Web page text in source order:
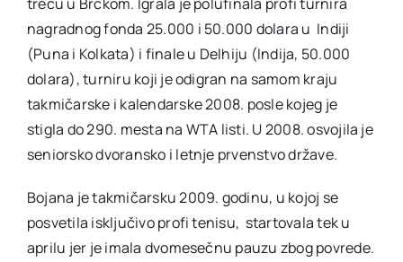
nagradnog fonda 25.000 i 50.000 dolara u Indiji
(Puna i Kolkata) i finale u Delhiju (Indija, 50.000
dolara), turniru koji je odigran na samom kraju
takmičarske i kalendarske 2008. posle kojeg je
stigla do 290. mesta na WTA listi. U 2008. osvojila je
seniorsko dvoransko i letnje prvenstvo države.
Bojana je takmičarsku 2009. godinu, u kojoj se
posvetila isključivo profi tenisu, startovala tek u
aprilu jer je imala dvomesečnu pauzu zbog povrede.